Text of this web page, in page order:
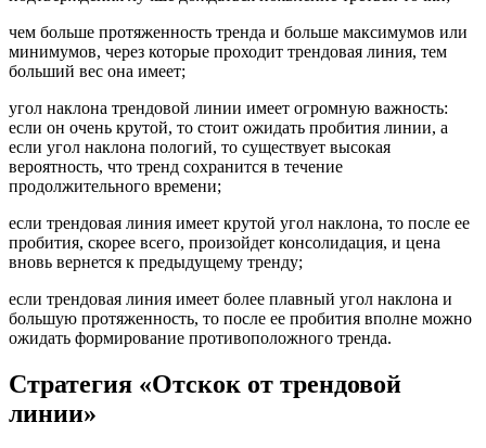
чем больше протяженность тренда и больше максимумов или
минимумов, через которые проходит трендовая линия, тем
больший вес она имеет;
угол наклона трендовой линии имеет огромную важность:
если он очень крутой, то стоит ожидать пробития линии, а
если угол наклона пологий, то существует высокая
вероятность, что тренд сохранится в течение
продолжительного времени;
если трендовая линия имеет крутой угол наклона, то после ее
пробития, скорее всего, произойдет консолидация, и цена
вновь вернется к предыдущему тренду;
если трендовая линия имеет более плавный угол наклона и
большую протяженность, то после ее пробития вполне можно
ожидать формирование противоположного тренда.
Стратегия «Отскок от трендовой
линии»